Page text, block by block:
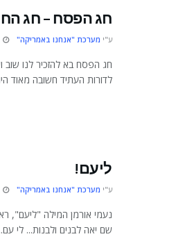
חג הפסח – חג
ע"י מערכת "אנחנו באמריקה"
חג הפסח בא להזכיר לנו שוב
לדורות העתיד חשובה מאוד
ליעם!
ע"י מערכת "אנחנו באמריקה"
נעמי אורמן המילה "ליעם",
שם יאה לבנים ולבנות... לי